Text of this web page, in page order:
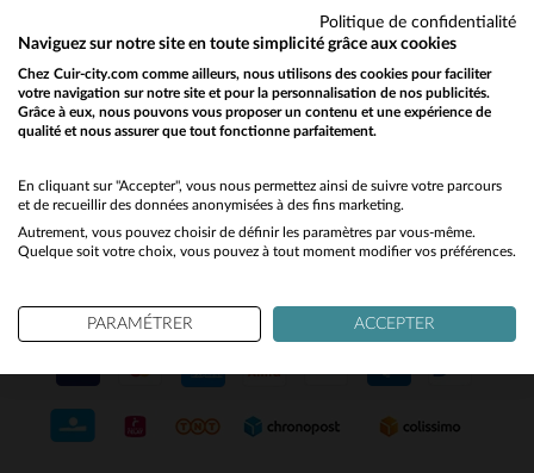
SERVICE CLIENT
Nos conseillers sont à votre écoute
du lundi au vendredi de 10h à 12h30
et de 13h30 à 18h.
NOS PARTENAIRES DE CONFIANCE
Would you like to be redirected to our English site?
No
Yes
Politique de confidentialité
Naviguez sur notre site en toute simplicité grâce aux cookies
Chez Cuir-city.com comme ailleurs, nous utilisons des cookies pour faciliter
votre navigation sur notre site et pour la personnalisation de nos publicités.
Grâce à eux, nous pouvons vous proposer un contenu et une expérience de
qualité et nous assurer que tout fonctionne parfaitement.
En cliquant sur "Accepter", vous nous permettez ainsi de suivre votre parcours
et de recueillir des données anonymisées à des fins marketing.
Autrement, vous pouvez choisir de définir les paramètres par vous-même.
Quelque soit votre choix, vous pouvez à tout moment modifier vos préférences.
PARAMÉTRER ACCEPTER